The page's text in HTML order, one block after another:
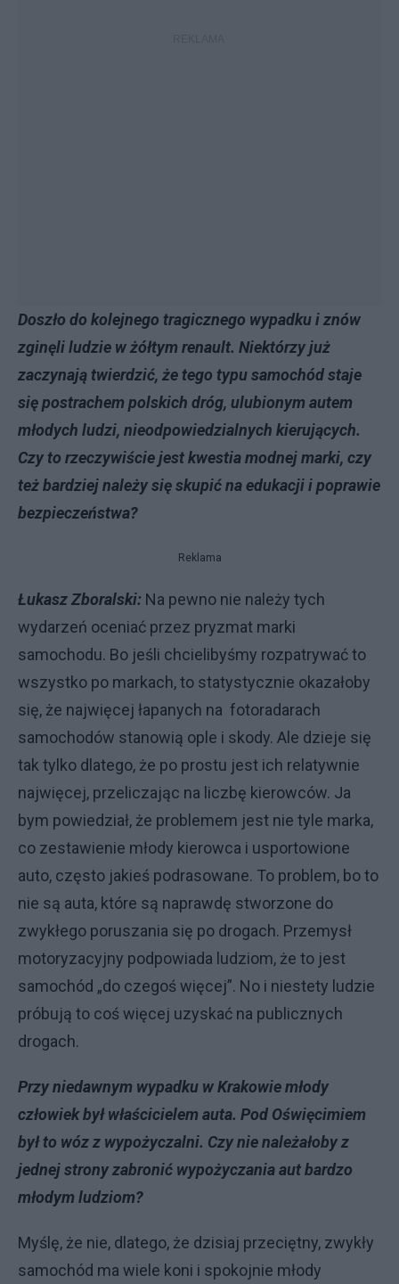
Doszło do kolejnego tragicznego wypadku i znów
zginęli ludzie w żółtym renault. Niektórzy już
zaczynają twierdzić, że tego typu samochód staje
się postrachem polskich dróg, ulubionym autem
młodych ludzi, nieodpowiedzialnych kierujących.
Czy to rzeczywiście jest kwestia modnej marki, czy
też bardziej należy się skupić na edukacji i poprawie
bezpieczeństwa?
Reklama
Łukasz Zboralski: Na pewno nie należy tych
wydarzeń oceniać przez pryzmat marki
samochodu. Bo jeśli chcielibyśmy rozpatrywać to
wszystko po markach, to statystycznie okazałoby
się, że najwięcej łapanych na fotoradarach
samochodów stanowią ople i skody. Ale dzieje się
tak tylko dlatego, że po prostu jest ich relatywnie
najwięcej, przeliczając na liczbę kierowców. Ja
bym powiedział, że problemem jest nie tyle marka,
co zestawienie młody kierowca i usportowione
auto, często jakieś podrasowane. To problem, bo to
nie są auta, które są naprawdę stworzone do
zwykłego poruszania się po drogach. Przemysł
motoryzacyjny podpowiada ludziom, że to jest
samochód „do czegoś więcej”. No i niestety ludzie
próbują to coś więcej uzyskać na publicznych
drogach.
Przy niedawnym wypadku w Krakowie młody
człowiek był właścicielem auta. Pod Oświęcimiem
był to wóz z wypożyczalni. Czy nie należałoby z
jednej strony zabronić wypożyczania aut bardzo
młodym ludziom?
Myślę, że nie, dlatego, że dzisiaj przeciętny, zwykły
samochód ma wiele koni i spokojnie młody